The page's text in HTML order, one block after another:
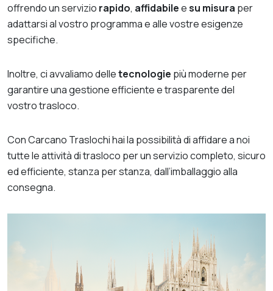
offrendo un servizio rapido, affidabileesu misura per
adattarsi al vostro programma e alle vostre esigenze
specifiche.
Inoltre, ci avvaliamo delletecnologie più moderne per
garantire una gestione efficiente e trasparente del
vostro trasloco.
Con Carcano Traslochi hai la possibilità di affidare a noi
tutte le attività di trasloco per un servizio completo, sicuro
ed efficiente, stanza per stanza, dall’imballaggio alla
consegna.